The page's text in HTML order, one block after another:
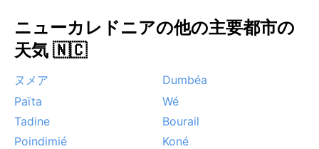
差しと湿度で、虹が頻繁に現れる。年に数度、砂嵐の
ようにサンゴの砂が舞うこともある。
ニューカレドニアの他の主要都市の
天気 🇳🇨
ヌメア
Dumbéa
Païta
Wé
Tadine
Bourail
Poindimié
Koné